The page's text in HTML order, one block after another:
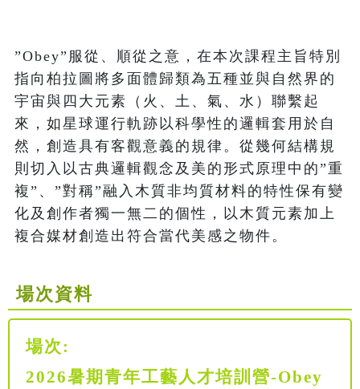
”Obey”服從、順從之意，在本次課程主旨特別
指向柏拉圖將多面體歸類為五種並與自然界的
宇宙與四大元素（火、土、氣、水）聯繫起
來，如星球運行軌跡以科學性的邏輯套用於自
然，創造具有客觀意義的規律。從幾何結構規
則切入以古典邏輯觀念及美的形式原理中的”重
複”、”對稱”融入木質非均質材料的特性保有變
化及創作者獨一無二的個性，以木質元素加上
複合媒材創造出符合當代美感之物件。
場次資料
場次:
2026暑期青年工藝人才培訓營-Obey